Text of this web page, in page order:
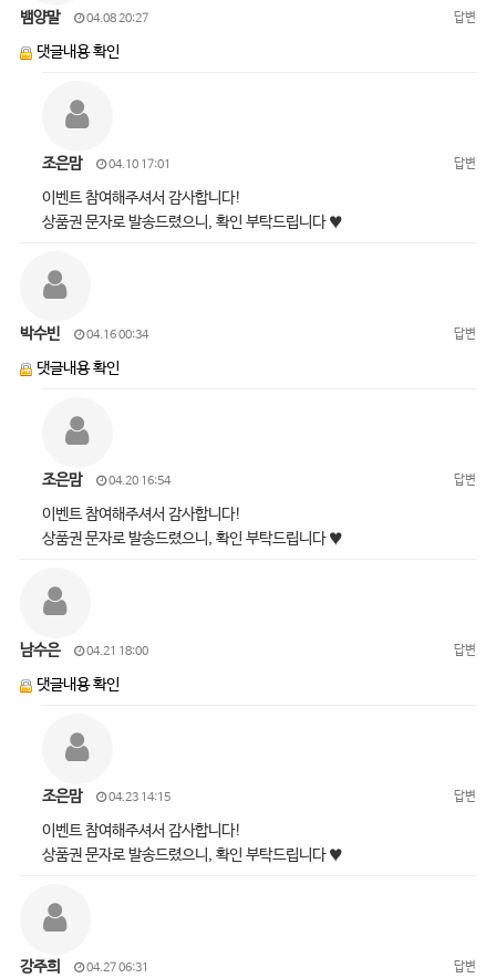
뱀양말 04.08 20:27 답변
댓글내용 확인
조은맘 04.10 17:01 답변
이벤트 참여해주셔서 감사합니다!
상품권 문자로 발송드렸으니, 확인 부탁드립니다 ♥
박수빈 04.16 00:34 답변
댓글내용 확인
조은맘 04.20 16:54 답변
이벤트 참여해주셔서 감사합니다!
상품권 문자로 발송드렸으니, 확인 부탁드립니다 ♥
남수은 04.21 18:00 답변
댓글내용 확인
조은맘 04.23 14:15 답변
이벤트 참여해주셔서 감사합니다!
상품권 문자로 발송드렸으니, 확인 부탁드립니다 ♥
강주희 04.27 06:31 답변